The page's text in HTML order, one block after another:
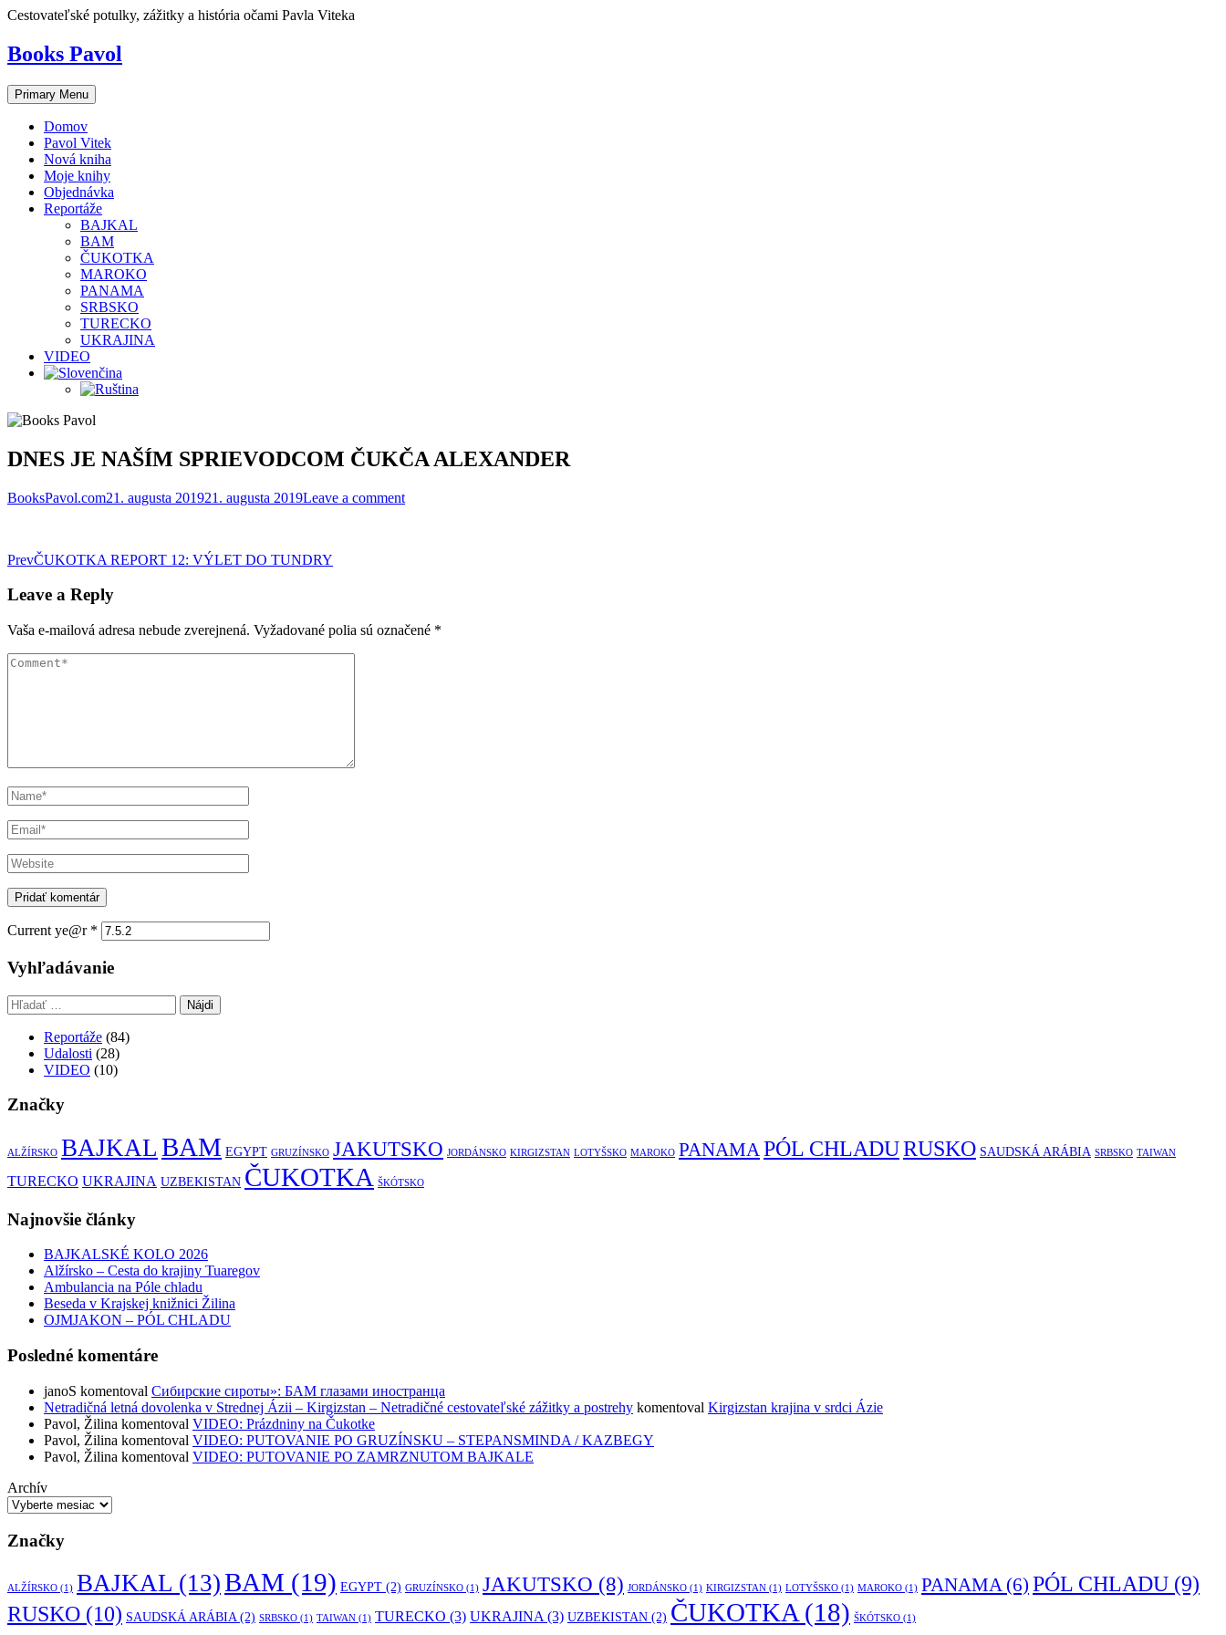
Skip
content
Cestovateľské potulky, zážitky a história očami Pavla Viteka
Books Pavol
Primary Menu
Domov
Pavol Vitek
Nová kniha
Moje knihy
Objednávka
Reportáže
BAJKAL
BAM
ČUKOTKA
MAROKO
PANAMA
SRBSKO
TURECKO
UKRAJINA
VIDEO
DNES JE NAŠÍM SPRIEVODCOM ČUKČA ALEXANDER
BooksPavol.com21. augusta 201921. augusta 2019Leave a comment
Post
navigation
PrevČUKOTKA REPORT 12: VÝLET DO TUNDRY
Leave a Reply
Vaša e-mailová adresa nebude zverejnená. Vyžadované polia sú označené *
Current ye@r *
Vyhľadávanie
Hľadať:
Reportáže (84)
Udalosti (28)
VIDEO (10)
Značky
ALŽÍRSKO BAJKAL BAM EGYPT GRUZÍNSKO JAKUTSKO JORDÁNSKO KIRGIZSTAN LOTYŠSKO MAROKO PANAMAPÓL CHLADURUSKO SAUDSKÁ ARÁBIA SRBSKO TAIWAN
TURECKO UKRAJINA UZBEKISTAN ČUKOTKA ŠKÓTSKO
Najnovšie články
BAJKALSKÉ KOLO 2026
Alžírsko – Cesta do krajiny Tuaregov
Ambulancia na Póle chladu
Beseda v Krajskej knižnici Žilina
OJMJAKON – PÓL CHLADU
Posledné komentáre
janoS komentoval Сибирские сироты»: БАМ глазами иностранца
Netradičná letná dovolenka v Strednej Ázii – Kirgizstan – Netradičné cestovateľské zážitky a postrehy komentoval Kirgizstan krajina v srdci Ázie
Pavol, Žilina komentoval VIDEO: Prázdniny na Čukotke
Pavol, Žilina komentoval VIDEO: PUTOVANIE PO GRUZÍNSKU – STEPANSMINDA / KAZBEGY
Pavol, Žilina komentoval VIDEO: PUTOVANIE PO ZAMRZNUTOM BAJKALE
Archív
Značky
ALŽÍRSKO (1) BAJKAL (13)BAM (19) EGYPT (2) GRUZÍNSKO (1) JAKUTSKO (8) JORDÁNSKO (1) KIRGIZSTAN (1) LOTYŠSKO (1) MAROKO (1) PANAMA(6) PÓL CHLADU (9)
RUSKO (10) SAUDSKÁ ARÁBIA(2) SRBSKO (1) TAIWAN (1) TURECKO (3) UKRAJINA(3) UZBEKISTAN (2) ČUKOTKA (18) ŠKÓTSKO (1)